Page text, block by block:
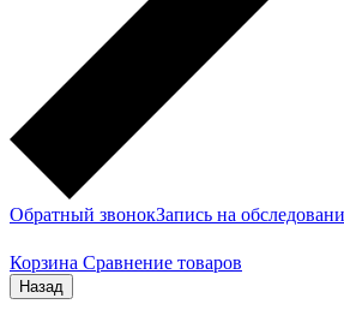
Обратный звонокЗапись на
Корзина Сравнение товаров
Назад